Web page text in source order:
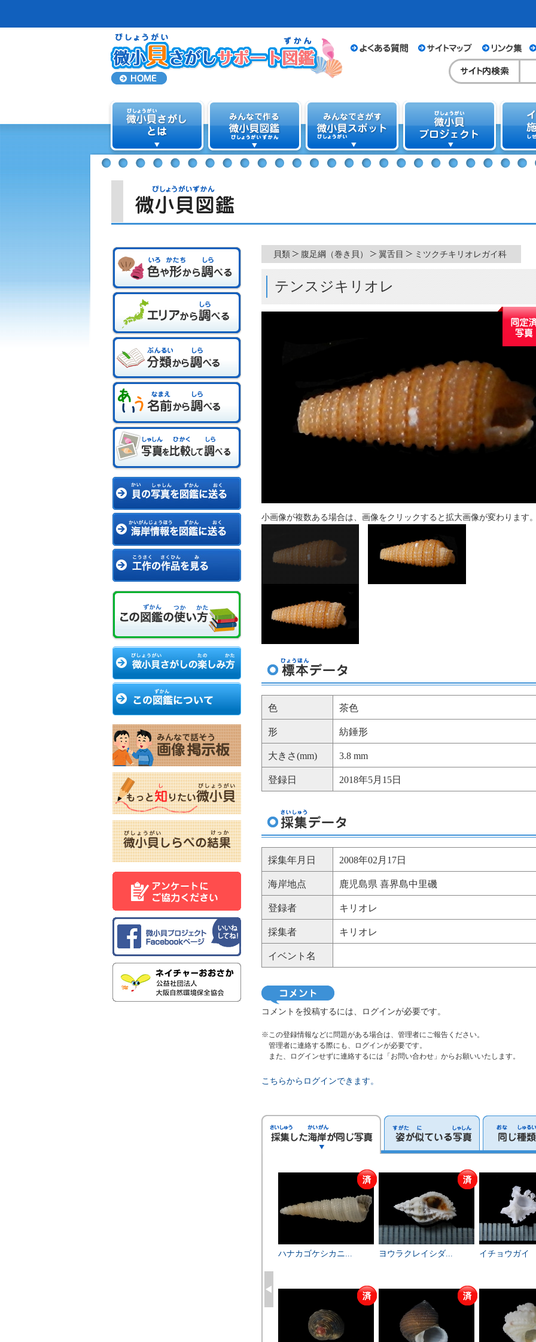
貝類 腹足綱（巻き貝） 翼舌目 ミツクチキリオレガイ科
テンスジキリオレ
小画像が複数ある場合は、画像をクリックすると拡大画像が変わります
色 茶色
形 紡錘形
大きさ(mm) 3.8 mm
登録日 2018年5月15日
採集年月日 2008年02月17日
海岸地点 鹿児島県 喜界島中里磯
登録者 キリオレ
採集者 キリオレ
イベント名
コメントを投稿するには、ログインが必要です。
※この登録情報などに問題がある場合は、管理者にご報告ください。
管理者に連絡する際にも、ログインが必要です。
また、ログインせずに連絡するには「お問い合わせ」からお願いいたします。
こちらからログインできます。
ハナカゴケシカニ... ヨウラクレイシダ... イチョウガイ